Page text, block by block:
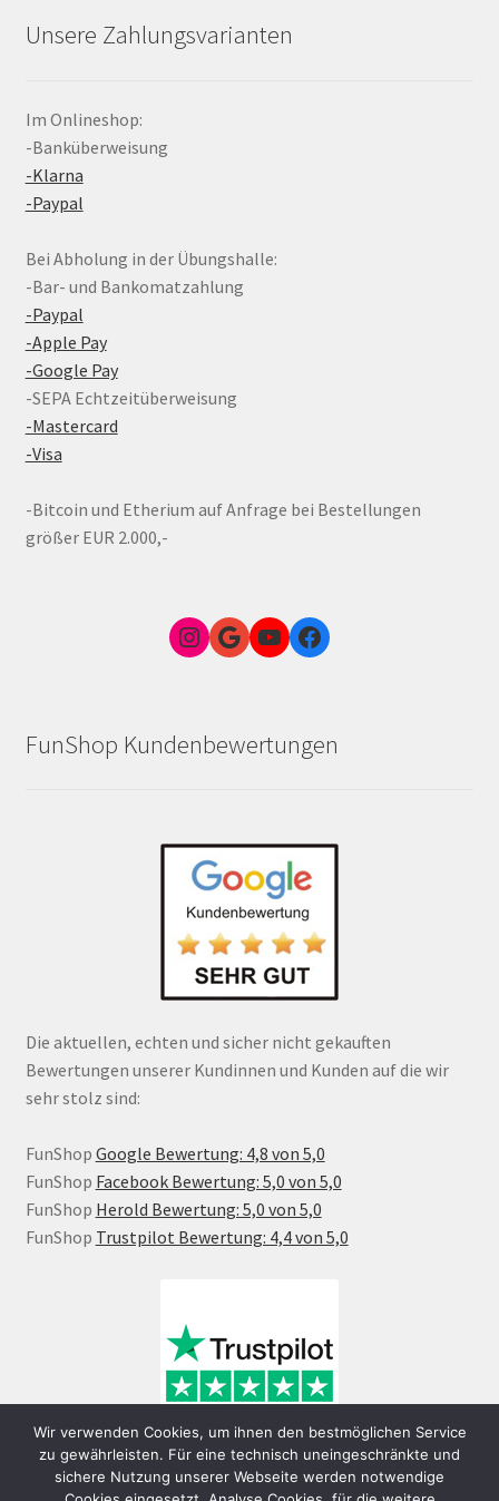
Unsere Zahlungsvarianten
Im Onlineshop:
-Banküberweisung
-Klarna
-Paypal
Bei Abholung in der Übungshalle:
-Bar- und Bankomatzahlung
-Paypal
-Apple Pay
-Google Pay
-SEPA Echtzeitüberweisung
-Mastercard
-Visa
-Bitcoin und Etherium auf Anfrage bei Bestellungen
größer EUR 2.000,-
Instagram
Google Link zum FunShop WienYouTubeFacebook
FunShop Kundenbewertungen
Die aktuellen, echten und sicher nicht gekauften
Bewertungen unserer Kundinnen und Kunden auf die wir
sehr stolz sind:
FunShop Google Bewertung: 4,8 von 5,0
FunShop Facebook Bewertung: 5,0 von 5,0
FunShop Herold Bewertung: 5,0 von 5,0
FunShop Trustpilot Bewertung: 4,4 von 5,0
Wir verwenden Cookies, um ihnen den bestmöglichen Service
zu gewährleisten. Für eine technisch uneingeschränkte und
sichere Nutzung unserer Webseite werden notwendige